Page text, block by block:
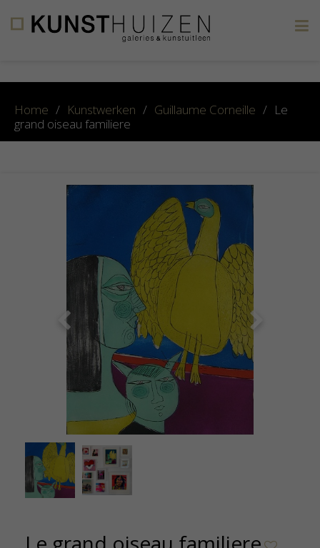
Home / Kunstwerken / Guillaume Corneille / Le
grand oiseau familiere
Map Femme et Faune Familiere 1977 Le grand
oiseau familiere Ets kleur 60x80cm XVIIIvan XXV -